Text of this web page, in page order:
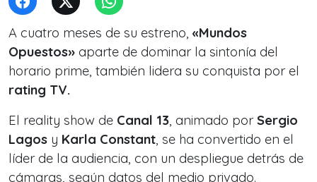
A cuatro meses de su estreno, «Mundos
Opuestos» aparte de dominar la sintonía del
horario prime, también lidera su conquista por el
rating TV.
El reality show de Canal 13, animado por Sergio
Lagos y Karla Constant, se ha convertido en el
líder de la audiencia, con un despliegue detrás de
cámaras, según datos del medio privado.